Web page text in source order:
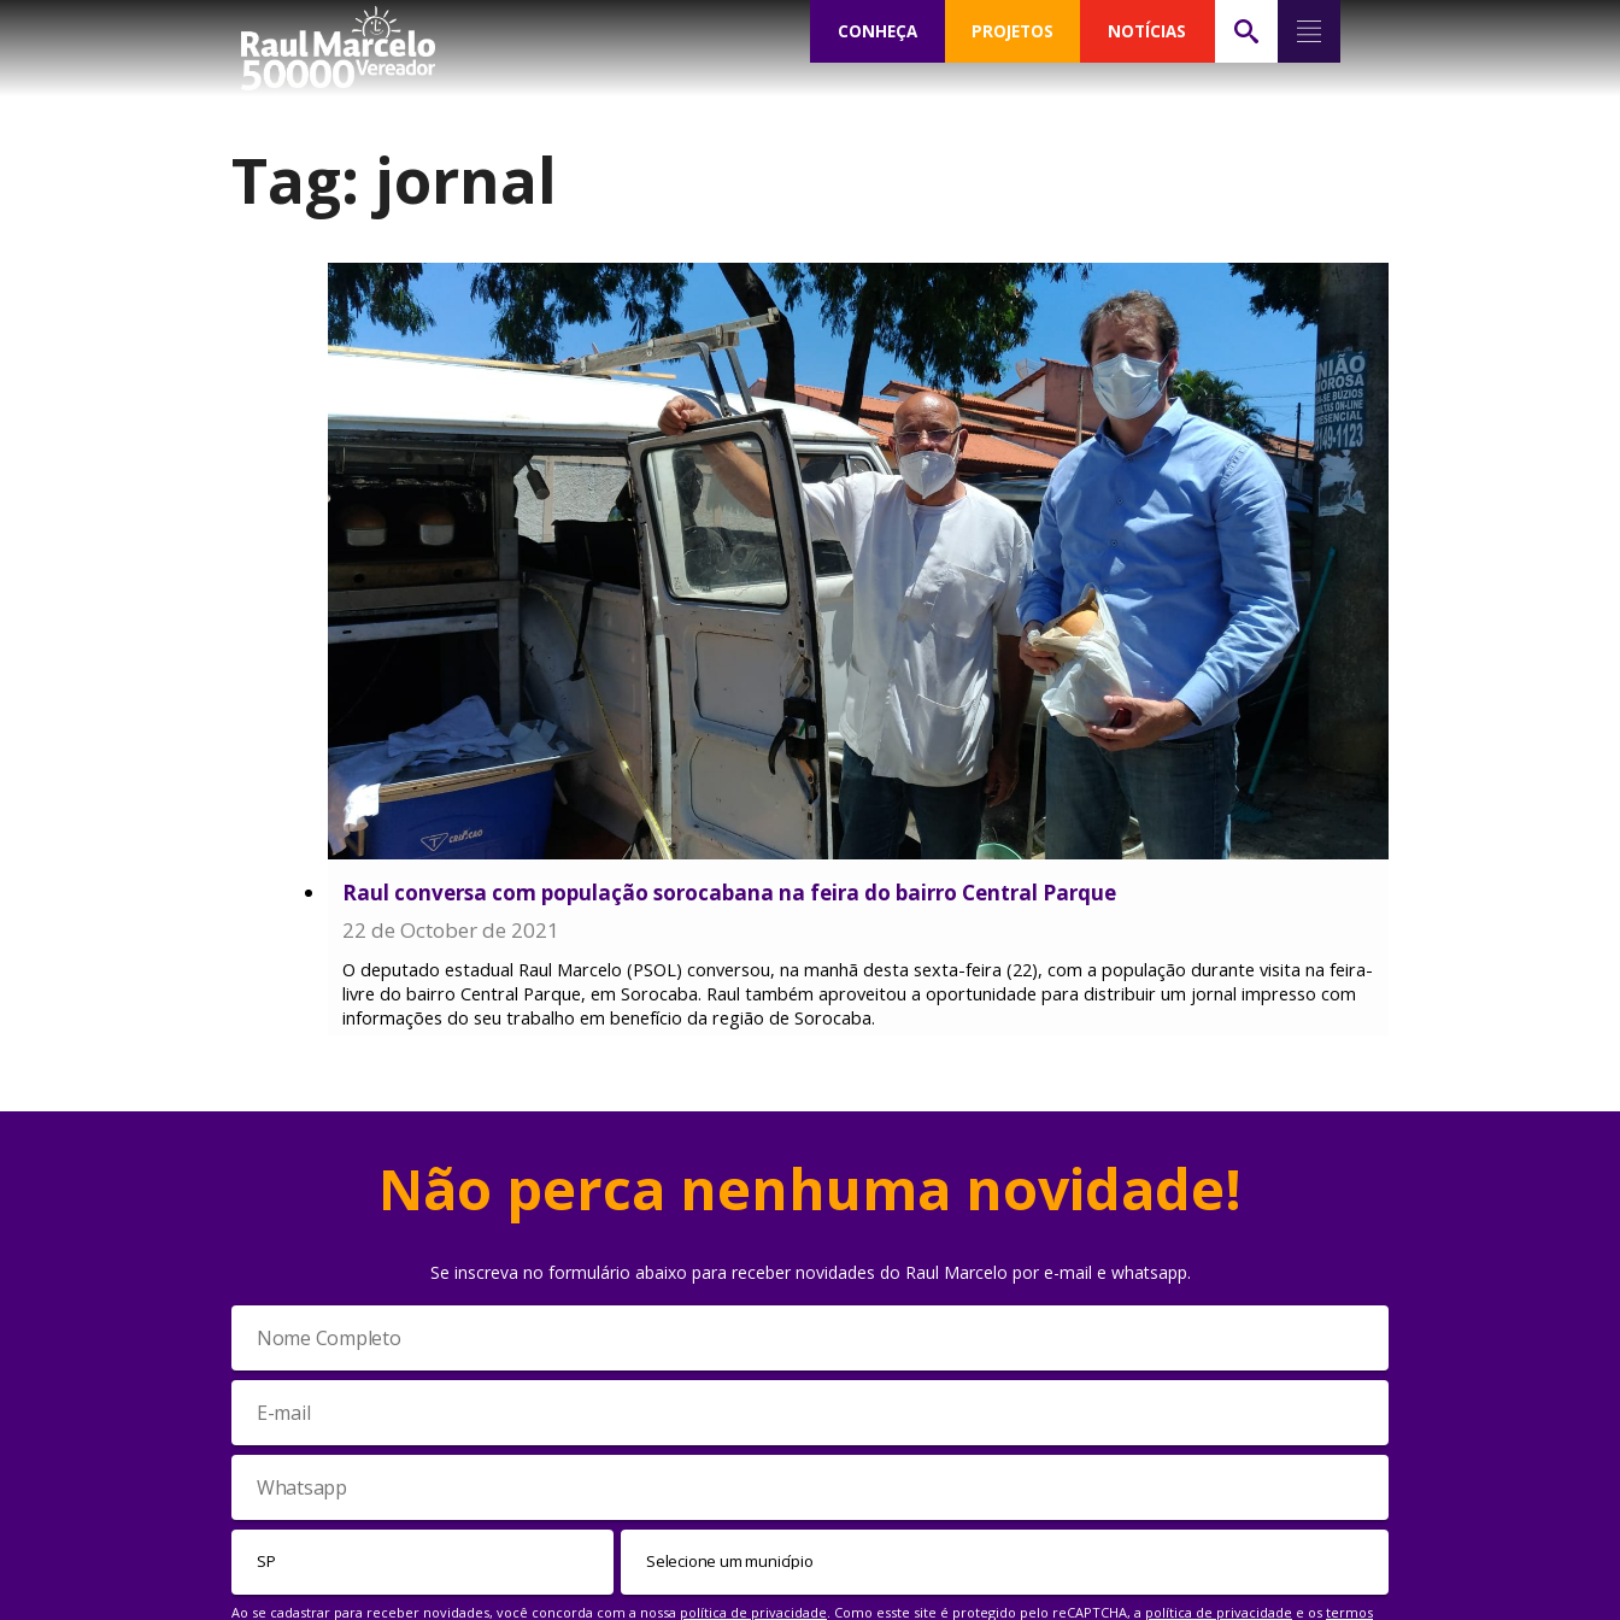
CONHEÇA PROJETOS NOTÍCIAS
Tag: jornal
Raul conversa com população sorocabana na feira do bairro Central Parque
22 de October de 2021
O deputado estadual Raul Marcelo (PSOL) conversou, na manhã desta sexta-feira (22), com a população durante visita na feira-
livre do bairro Central Parque, em Sorocaba. Raul também aproveitou a oportunidade para distribuir um jornal impresso com
informações do seu trabalho em benefício da região de Sorocaba.
Não perca nenhuma novidade!
Se inscreva no formulário abaixo para receber novidades do Raul Marcelo por e-mail e whatsapp.
Ao se cadastrar para receber novidades, você concorda com a nossa política de privacidade. Como esste site é protegido pelo reCAPTCHA, a política de privacidade e os termos